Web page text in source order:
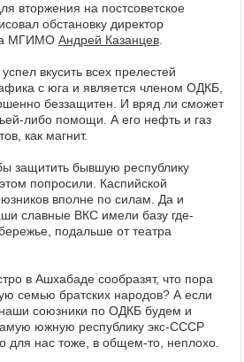
вторжения на постсоветское
обстановку директор
МГИМО Андрей Казанцев
вкусить всех прелестей
с юга и является членом ОДКБ,
беззащитен. И вряд ли сможет
либо помощи. А его нефть и газ
как магнит.
защитить бывшую республику
попросили. Каспийской
вполне по силам. Да и
славные ВКС имели базу где-
подальше от театра
в Ашхабаде сообразят, что пора
семью братских народов? А если
союзники по ОДКБ будем и
южную республику экс-СССР
для нас тоже, в общем-то, неплохо.